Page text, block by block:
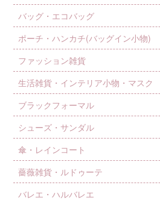
バッグ・エコバッグ
ポーチ・ハンカチ(バッグイン小物)
ファッション雑貨
生活雑貨・インテリア小物・マスク
ブラックフォーマル
シューズ・サンダル
傘・レインコート
薔薇雑貨・ルドゥーテ
バレエ・ハルバレエ